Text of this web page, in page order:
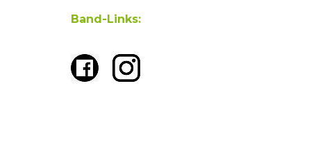
Band-Links: